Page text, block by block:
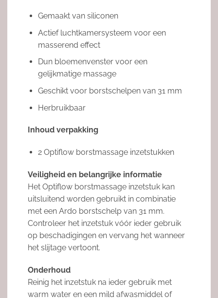
Gemaakt van siliconen
Actief luchtkamersysteem voor een
masserend effect
Dun bloemenvenster voor een
gelijkmatige massage
Geschikt voor borstschelpen van 31 mm
Herbruikbaar
Inhoud verpakking
2 Optiflow borstmassage inzetstukken
Veiligheid en belangrijke informatie
Het Optiflow borstmassage inzetstuk kan
uitsluitend worden gebruikt in combinatie
met een Ardo borstschelp van 31 mm.
Controleer het inzetstuk vóór ieder gebruik
op beschadigingen en vervang het wanneer
het slijtage vertoont.
Onderhoud
Reinig het inzetstuk na ieder gebruik met
warm water en een mild afwasmiddel of